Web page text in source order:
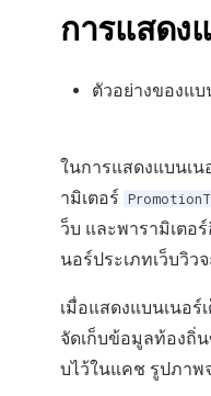
การแสดง
ตัวอย่างของแ
ในการแสดงแบนเน
ามิเตอร์
ว็บ และพารามิเตอ
นอร์ประเภทเว็บวิว
เมื่อแสดงแบนเนอร์
จัดเก็บข้อมูลท้องถิ่
บไว้ในแคช รูปภาพ